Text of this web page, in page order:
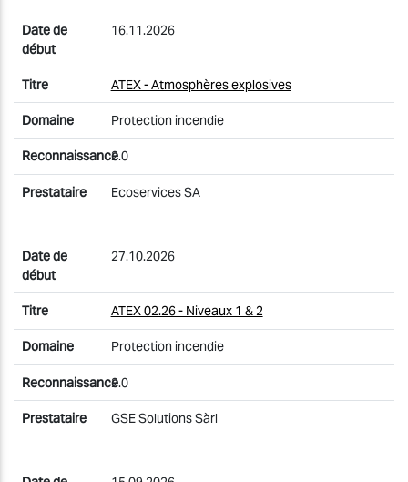
16.11.2026
ATEX - Atmosphères explosives
Protection incendie
2.0
Ecoservices SA
27.10.2026
ATEX 02.26 - Niveaux 1 & 2
Protection incendie
2.0
GSE Solutions Sàrl